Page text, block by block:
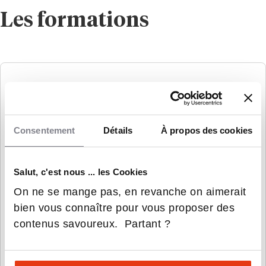
Consentement Détails À propos des cookies
Salut, c'est nous ... les Cookies
On ne se mange pas, en revanche on aimerait
bien vous connaître pour vous proposer des
contenus savoureux. Partant ?
Les formations
ÉNSA Versailles